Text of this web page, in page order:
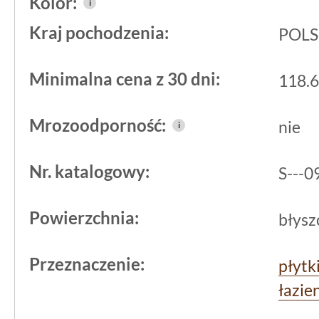
Powierzchnia połyskowa pomaga w
wystarczy przetrzeć ją wilgotną
wymaga cierpliwości. Efekt końcowy
wybrany fragment ściany nie
i
Kraj pochodzenia:
Minimalna cena z 30 dni:
Mrozoodporność: i nie
Nr. katalogowy: S---
Powierzchnia:
Przeznaczenie: